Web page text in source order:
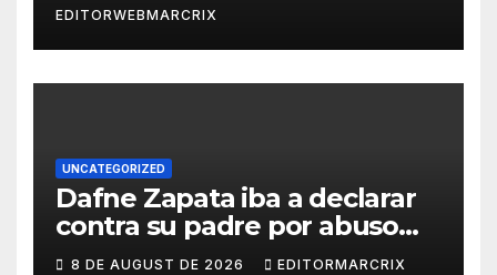
EDITORWEBMARCRIX
UNCATEGORIZED
Dafne Zapata iba a declarar
contra su padre por abuso
sexual
8 DE AUGUST DE 2026 EDITORMARCRIX